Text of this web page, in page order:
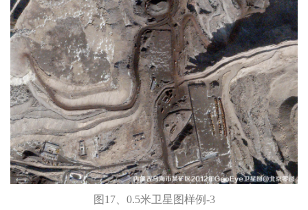
图17、0.5米卫星图样例-3